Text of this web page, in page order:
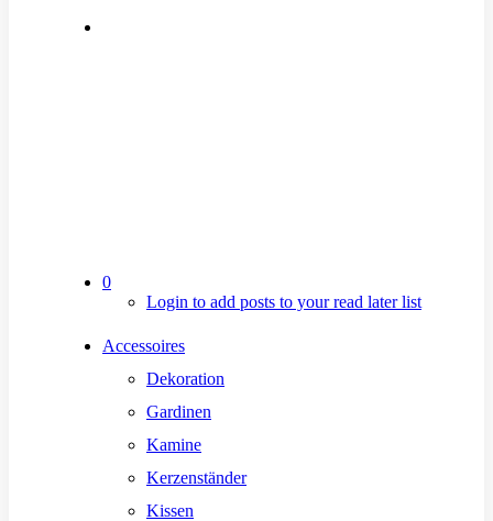
0
Login to add posts to your read later list
Accessoires
Dekoration
Gardinen
Kamine
Kerzenständer
Kissen